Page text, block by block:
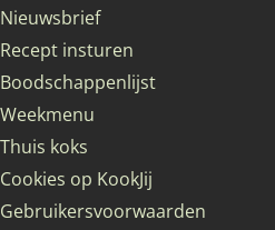
Nieuwsbrief
Recept insturen
Boodschappenlijst
Weekmenu
Thuis koks
Cookies op KookJij
Gebruikersvoorwaarden